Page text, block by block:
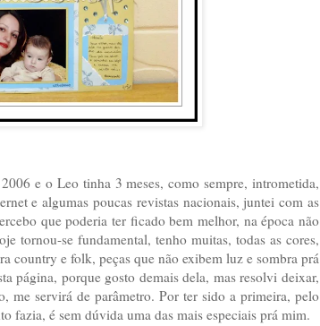
e o Leo tinha 3 meses, como sempre, intrometida,
e algumas poucas revistas nacionais, juntei com as
que poderia ter ficado bem melhor, na época não
tornou-se fundamental, tenho muitas, todas as cores,
country e folk, peças que não exibem luz e sombra prá
página, porque gosto demais dela, mas resolvi deixar,
me servirá de parâmetro. Por ter sido a primeira, pelo
fazia, é sem dúvida uma das mais especiais prá mim.